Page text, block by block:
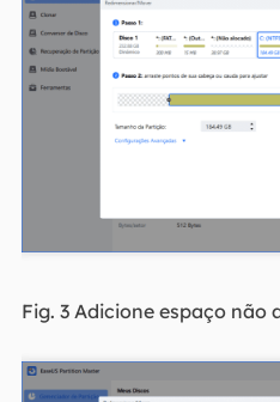
Fig. 3 Adicione espaço não